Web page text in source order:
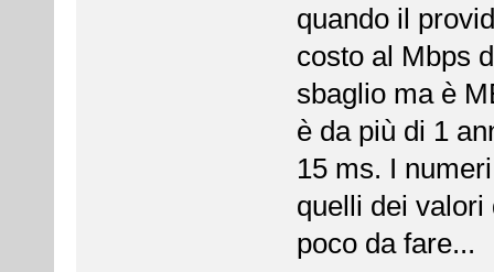
quando il
costo al Mbps
sbaglio ma è
è da più di 1
15 ms. I
quelli dei
poco da fare...